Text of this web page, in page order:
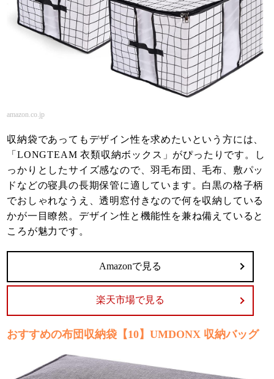
amazon.co.jp
収納袋であってもデザイン性を求めたいという方には、
「LONGTEAM 衣類収納ボックス」がぴったりです。し
っかりとしたサイズ感なので、羽毛布団、毛布、敷パッ
ドなどの寝具の長期保管に適しています。白黒の格子柄
でおしゃれなうえ、透明窓付きなので何を収納している
かが一目瞭然。デザイン性と機能性を兼ね備えていると
ころが魅力です。
Amazonで見る
楽天市場で見る
おすすめの布団収納袋【10】UMDONX 収納バッグ